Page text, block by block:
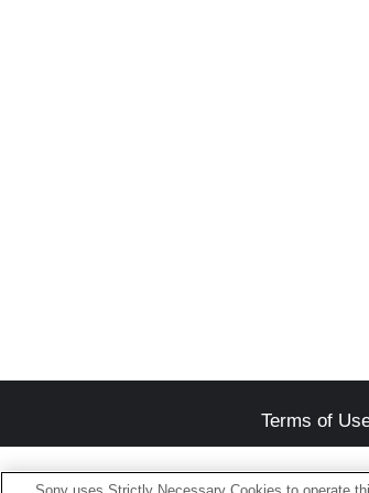
Terms of